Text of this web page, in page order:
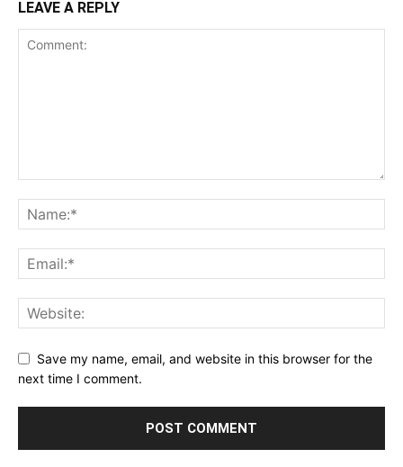
LEAVE A REPLY
Save my name, email, and website in this browser for the
next time I comment.